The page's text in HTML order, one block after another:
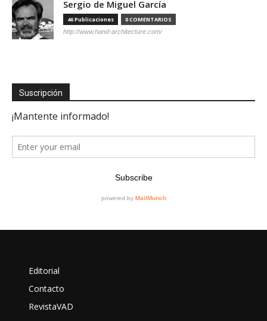
Sergio de Miguel García
46 Publicaciones 0 COMENTARIOS
http://www.hand-architecture.com/
Suscripción
Editorial
Contacto
RevistaVAD